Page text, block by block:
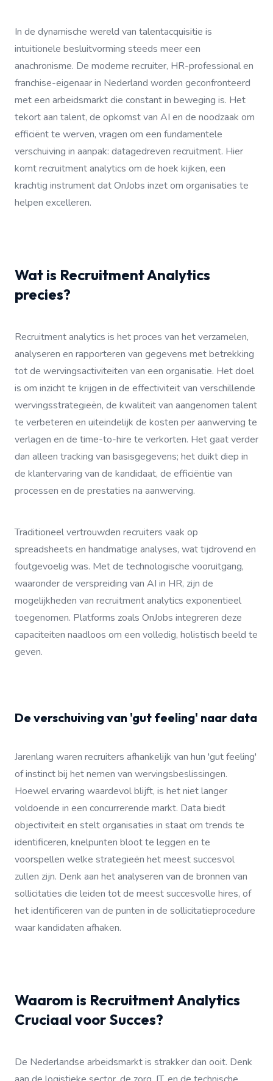
In de dynamische wereld van talentacquisitie is
intuitionele besluitvorming steeds meer een
anachronisme. De moderne recruiter, HR-professional en
franchise-eigenaar in Nederland worden geconfronteerd
met een arbeidsmarkt die constant in beweging is. Het
tekort aan talent, de opkomst van AI en de noodzaak om
efficiënt te werven, vragen om een fundamentele
verschuiving in aanpak: datagedreven recruitment. Hier
komt recruitment analytics om de hoek kijken, een
krachtig instrument dat OnJobs inzet om organisaties te
helpen excelleren.
Wat is Recruitment Analytics
precies?
Recruitment analytics is het proces van het verzamelen,
analyseren en rapporteren van gegevens met betrekking
tot de wervingsactiviteiten van een organisatie. Het doel
is om inzicht te krijgen in de effectiviteit van verschillende
wervingsstrategieën, de kwaliteit van aangenomen talent
te verbeteren en uiteindelijk de kosten per aanwerving te
verlagen en de time-to-hire te verkorten. Het gaat verder
dan alleen tracking van basisgegevens; het duikt diep in
de klantervaring van de kandidaat, de efficiëntie van
processen en de prestaties na aanwerving.
Traditioneel vertrouwden recruiters vaak op
spreadsheets en handmatige analyses, wat tijdrovend en
foutgevoelig was. Met de technologische vooruitgang,
waaronder de verspreiding van AI in HR, zijn de
mogelijkheden van recruitment analytics exponentieel
toegenomen. Platforms zoals OnJobs integreren deze
capaciteiten naadloos om een volledig, holistisch beeld te
geven.
De verschuiving van 'gut feeling' naar data
Jarenlang waren recruiters afhankelijk van hun 'gut feeling'
of instinct bij het nemen van wervingsbeslissingen.
Hoewel ervaring waardevol blijft, is het niet langer
voldoende in een concurrerende markt. Data biedt
objectiviteit en stelt organisaties in staat om trends te
identificeren, knelpunten bloot te leggen en te
voorspellen welke strategieën het meest succesvol
zullen zijn. Denk aan het analyseren van de bronnen van
sollicitaties die leiden tot de meest succesvolle hires, of
het identificeren van de punten in de sollicitatieprocedure
waar kandidaten afhaken.
Waarom is Recruitment Analytics
Cruciaal voor Succes?
De Nederlandse arbeidsmarkt is strakker dan ooit. Denk